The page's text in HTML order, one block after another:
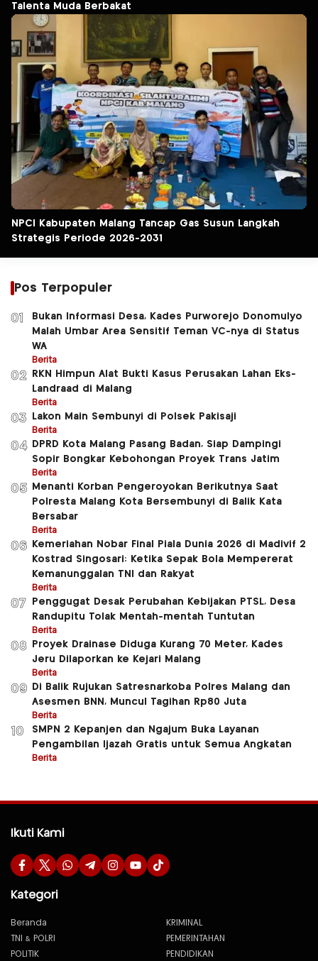
Talenta Muda Berbakat
NPCI Kabupaten Malang Tancap Gas Susun Langkah
Strategis Periode 2026-2031
Pos Terpopuler
01
Bukan Informasi Desa, Kades Purworejo Donomulyo
Malah Umbar Area Sensitif Teman VC-nya di Status
WA
Berita
02
RKN Himpun Alat Bukti Kasus Perusakan Lahan Eks-
Landraad di Malang
Berita
03 Lakon Main Sembunyi di Polsek Pakisaji
Berita
04
DPRD Kota Malang Pasang Badan, Siap Dampingi
Sopir Bongkar Kebohongan Proyek Trans Jatim
Berita
05
Menanti Korban Pengeroyokan Berikutnya Saat
Polresta Malang Kota Bersembunyi di Balik Kata
Bersabar
Berita
06
Kemeriahan Nobar Final Piala Dunia 2026 di Madivif 2
Kostrad Singosari: Ketika Sepak Bola Mempererat
Kemanunggalan TNI dan Rakyat
Berita
07
Penggugat Desak Perubahan Kebijakan PTSL, Desa
Randupitu Tolak Mentah-mentah Tuntutan
Berita
08
Proyek Drainase Diduga Kurang 70 Meter, Kades
Jeru Dilaporkan ke Kejari Malang
Berita
09
Di Balik Rujukan Satresnarkoba Polres Malang dan
Asesmen BNN, Muncul Tagihan Rp80 Juta
Berita
10
SMPN 2 Kepanjen dan Ngajum Buka Layanan
Pengambilan Ijazah Gratis untuk Semua Angkatan
Berita
Ikuti Kami
Kategori
Beranda
KRIMINAL
TNI & POLRI
PEMERINTAHAN
POLITIK
PENDIDIKAN